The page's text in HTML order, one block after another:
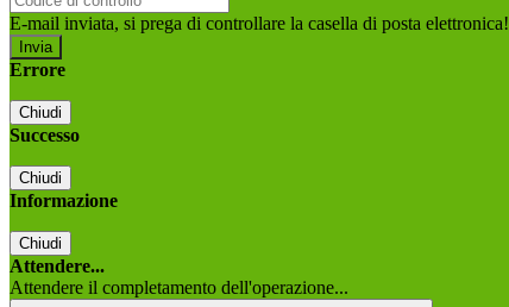
E-mail inviata, si prega di controllare la casella di posta elettronica!
Errore
Chiudi
Successo
Chiudi
Informazione
Chiudi
Attendere...
Attendere il completamento dell'operazione...